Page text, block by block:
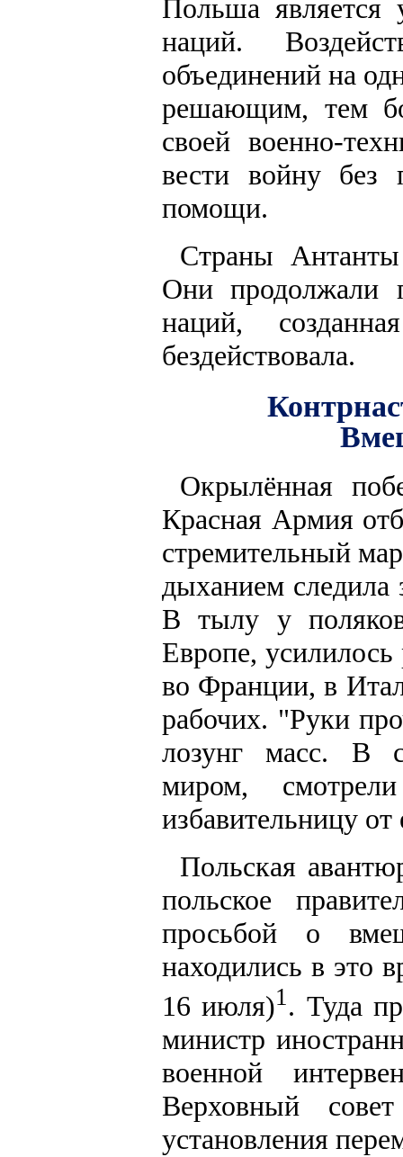
Польша является
наций.
объединений на
решающим, тем
своей военно-
вести войну без
помощи.
Страны Антанты
Они продолжали
наций,
бездействовала.
Окрылённая
Красная Армия
стремительный
дыханием
В тылу у
Европе,
во Франции, в
рабочих. "Руки
лозунг масс. В
миром,
избавительницу от
Польская
польское
просьбой о
находились в это
16 июля)1. Туда
министр
военной
Верховный
установления